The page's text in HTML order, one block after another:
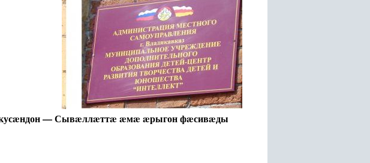
— Сывæллæттæ æмæ æрыгон фæсивæды